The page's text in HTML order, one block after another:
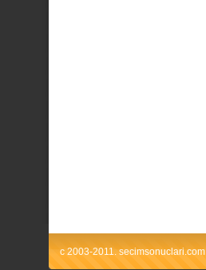
c 2003-2011. secimsonuclari.com